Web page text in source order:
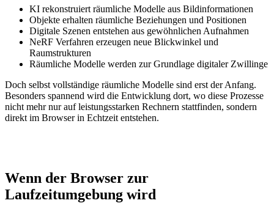
KI rekonstruiert räumliche Modelle aus Bildinformationen
Objekte erhalten räumliche Beziehungen und Positionen
Digitale Szenen entstehen aus gewöhnlichen Aufnahmen
NeRF Verfahren erzeugen neue Blickwinkel und
Raumstrukturen
Räumliche Modelle werden zur Grundlage digitaler Zwillinge
Doch selbst vollständige räumliche Modelle sind erst der Anfang.
Besonders spannend wird die Entwicklung dort, wo diese Prozesse
nicht mehr nur auf leistungsstarken Rechnern stattfinden, sondern
direkt im Browser in Echtzeit entstehen.
Wenn der Browser zur
Laufzeitumgebung wird